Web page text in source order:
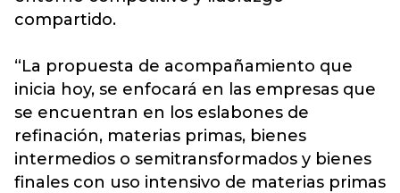
compartido.
“La propuesta de acompañamiento que
inicia hoy, se enfocará en las empresas que
se encuentran en los eslabones de
refinación, materias primas, bienes
intermedios o semitransformados y bienes
finales con uso intensivo de materias primas